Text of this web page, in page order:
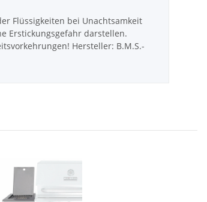
Flüssigkeiten bei Unachtsamkeit
Erstickungsgefahr darstellen.
Hersteller: B.M.S.-